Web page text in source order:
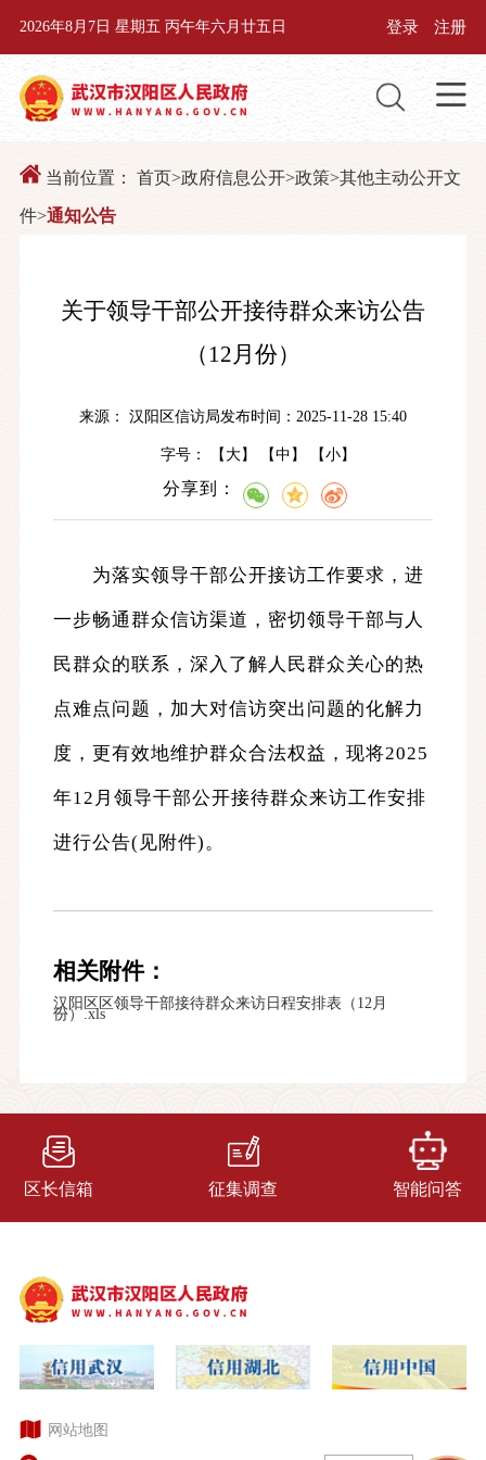
2026年8月7日 星期五 丙午年六月廿五日 登录 注册
当前位置： 首页>政府信息公开>政策>其他主动公开文
件>通知公告
关于领导干部公开接待群众来访公告
（12月份）
来源： 汉阳区信访局发布时间：2025-11-28 15:40
字号： 【 大】 【中 】 【小】
分享到：
为落实领导干部公开接访工作要求，进
一步畅通群众信访渠道，密切领导干部与人
民群众的联系，深入了解人民群众关心的热
点难点问题，加大对信访突出问题的化解力
度，更有效地维护群众合法权益，现将2025
年12月领导干部公开接待群众来访工作安排
进行公告(见附件)。
相关附件：
汉阳区区领导干部接待群众来访日程安排表（12月
份）.xls
区长信箱 征集调查 智能问答
网站地图